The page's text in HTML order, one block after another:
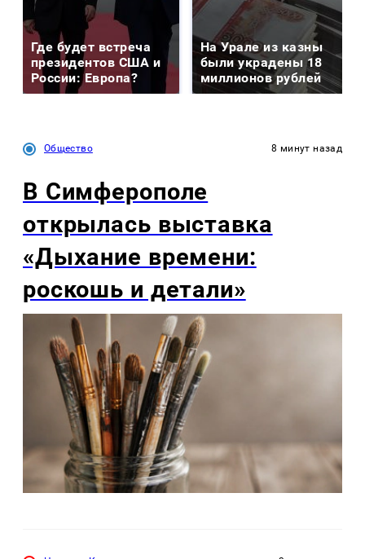
Где будет встреча
президентов США и
России: Европа?
На Урале из казны
были украдены 18
миллионов рублей
Общество 8 минут назад
В Симферополе
открылась выставка
«Дыхание времени:
роскошь и детали»